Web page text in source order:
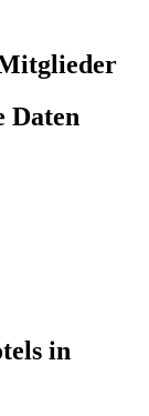
Daten
in